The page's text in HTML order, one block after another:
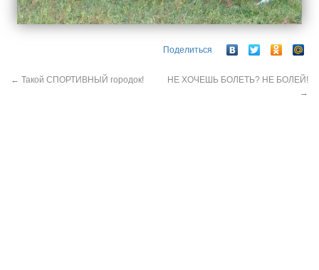
Поделиться
← Такой СПОРТИВНЫЙ городок!
НЕ ХОЧЕШЬ БОЛЕТЬ? НЕ БОЛЕЙ!
→